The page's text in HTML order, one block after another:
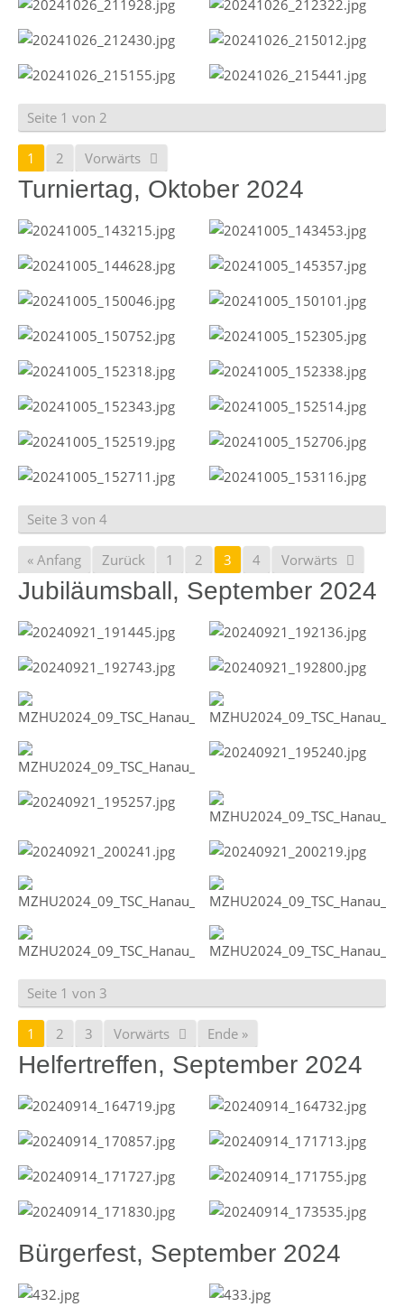
Seite 1 von 2
1 2 Vorwärts
Turniertag, Oktober 2024
Seite 3 von 4
« Anfang Zurück 1 2 3 4 Vorwärts
Jubiläumsball, September 2024
Seite 1 von 3
1 2 3 Vorwärts Ende »
Helfertreffen, September 2024
Bürgerfest, September 2024